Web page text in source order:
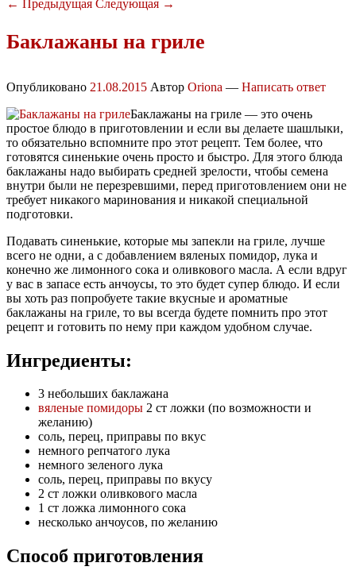
← Предыдущая Следующая →
Баклажаны на гриле
Опубликовано 21.08.2015 Автор Oriona — Написать ответ
Баклажаны на гриле — это очень
простое блюдо в приготовлении и если вы делаете шашлыки,
то обязательно вспомните про этот рецепт. Тем более, что
готовятся синенькие очень просто и быстро. Для этого блюда
баклажаны надо выбирать средней зрелости, чтобы семена
внутри были не перезревшими, перед приготовлением они не
требует никакого маринования и никакой специальной
подготовки.
Подавать синенькие, которые мы запекли на гриле, лучше
всего не одни, а с добавлением вяленых помидор, лука и
конечно же лимонного сока и оливкового масла. А если вдруг
у вас в запасе есть анчоусы, то это будет супер блюдо. И если
вы хоть раз попробуете такие вкусные и ароматные
баклажаны на гриле, то вы всегда будете помнить про этот
рецепт и готовить по нему при каждом удобном случае.
Ингредиенты:
3 небольших баклажана
вяленые помидоры 2 ст ложки (по возможности и
желанию)
соль, перец, приправы по вкус
немного репчатого лука
немного зеленого лука
соль, перец, приправы по вкусу
2 ст ложки оливкового масла
1 ст ложка лимонного сока
несколько анчоусов, по желанию
Способ приготовления